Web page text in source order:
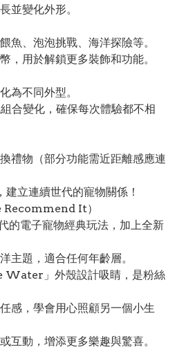
並變化外形。
魚、泡泡挑戰、海洋探險等。
，用於解鎖更多裝飾和功能。
為不同外型。
合變化，確保每次體驗都不相
禮物（部分功能需近距離感應連
立連續世代的寵物關係！
It）
的電子寵物經典玩法，加上全新
主題，適合任何年齡層。
Water」外殼設計吸睛，是粉絲
感，學會用心照顧另一個小生
互動，增添更多樂趣與驚喜。